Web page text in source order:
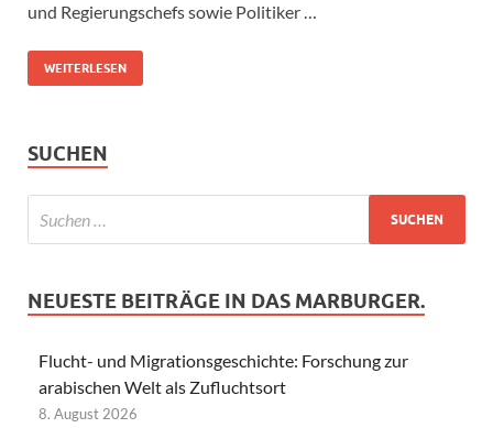
und Regierungschefs sowie Politiker …
WEITERLESEN
SUCHEN
NEUESTE BEITRÄGE IN DAS MARBURGER.
Flucht- und Migrationsgeschichte: Forschung zur
arabischen Welt als Zufluchtsort
8. August 2026